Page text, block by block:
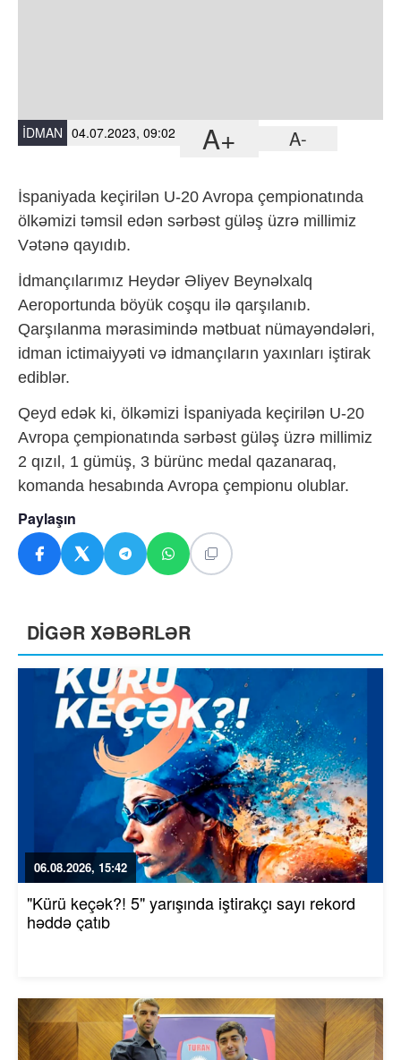
İDMAN 04.07.2023, 09:02 A+ A-
İspaniyada keçirilən U-20 Avropa çempionatında
ölkəmizi təmsil edən sərbəst güləş üzrə millimiz
Vətənə qayıdıb.
İdmançılarımız Heydər Əliyev Beynəlxalq
Aeroportunda böyük coşqu ilə qarşılanıb.
Qarşılanma mərasimində mətbuat nümayəndələri,
idman ictimaiyyəti və idmançıların yaxınları iştirak
ediblər.
Qeyd edək ki, ölkəmizi İspaniyada keçirilən U-20
Avropa çempionatında sərbəst güləş üzrə millimiz
2 qızıl, 1 gümüş, 3 bürünc medal qazanaraq,
komanda hesabında Avropa çempionu olublar.
Paylaşın
DİGƏR XƏBƏRLƏR
06.08.2026, 15:42
"Kürü keçək?! 5" yarışında iştirakçı sayı rekord
həddə çatıb